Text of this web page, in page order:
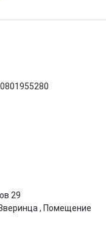
29
, Помещение